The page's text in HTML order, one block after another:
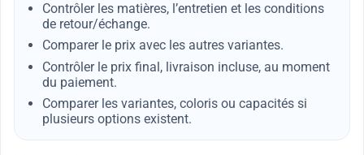
Contrôler les matières, l’entretien et les conditions
de retour/échange.
Comparer le prix avec les autres variantes.
Contrôler le prix final, livraison incluse, au moment
du paiement.
Comparer les variantes, coloris ou capacités si
plusieurs options existent.